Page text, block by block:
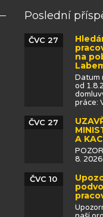
Poslední
na
ČVC 27
Datum
od
práce:
A
ČVC 27
8.
ČVC 10